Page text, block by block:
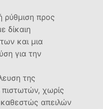
ρύθμιση προς
δίκαιη
και μια
για την
της
χωρίς
απειλών